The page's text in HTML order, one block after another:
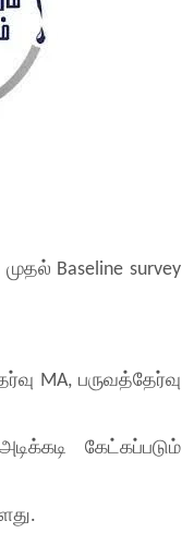
Baseline survey
MA, பருவத்தேர்வு
கேட்கப்படும்